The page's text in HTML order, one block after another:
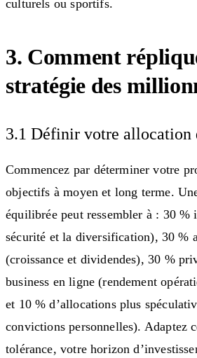
culturels ou sportifs.
3. Comment
stratégie des
3.1 Définir votre allocation
Commencez par déterminer votre
objectifs à moyen et long terme.
équilibrée peut ressembler à : 30
sécurité et la diversification), 30 %
(croissance et dividendes), 30 %
business en ligne (rendement
et 10 % d’allocations plus
convictions personnelles). Adaptez
tolérance, votre horizon